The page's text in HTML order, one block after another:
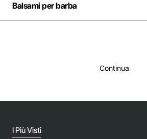
Balsami per barba
Continua
I Più Visti